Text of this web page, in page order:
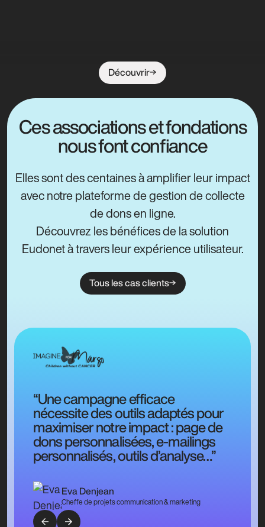
Découvrir
Ces associations et fondations
nous font confiance
Elles sont des centaines à amplifier leur impact
avec notre plateforme de gestion de collecte
de dons en ligne.
Découvrez les bénéfices de la solution
Eudonet à travers leur expérience utilisateur.
Tous les cas clients
“Une campagne efficace
nécessite des outils adaptés pour
maximiser notre impact : page de
dons personnalisées, e-mailings
personnalisés, outils d’analyse…”
Eva Denjean
Cheffe de projets communication & marketing